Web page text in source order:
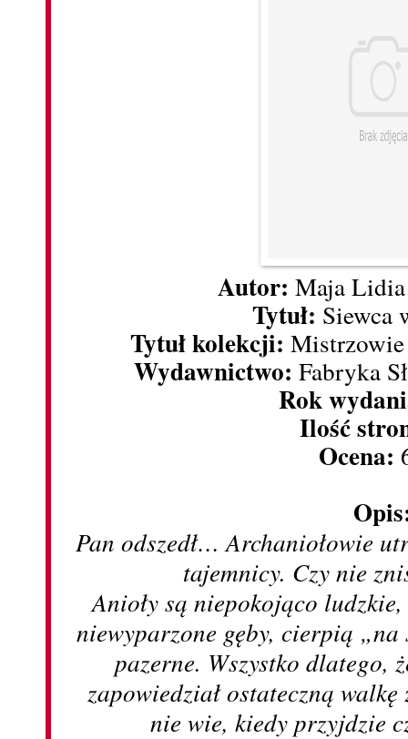
Autor: Maja
Tytuł: Siewca
Tytuł kolekcji:
Wydawnictwo: Fabryka
Rok
Ilość
Ocena:
Pan odszedł… Archaniołowie
tajemnicy. Czy nie
Anioły są niepokojąco
niewyparzone gęby, cierpią „na
pazerne. Wszystko dlatego,
zapowiedział ostateczną
nie wie, kiedy przyjdzie